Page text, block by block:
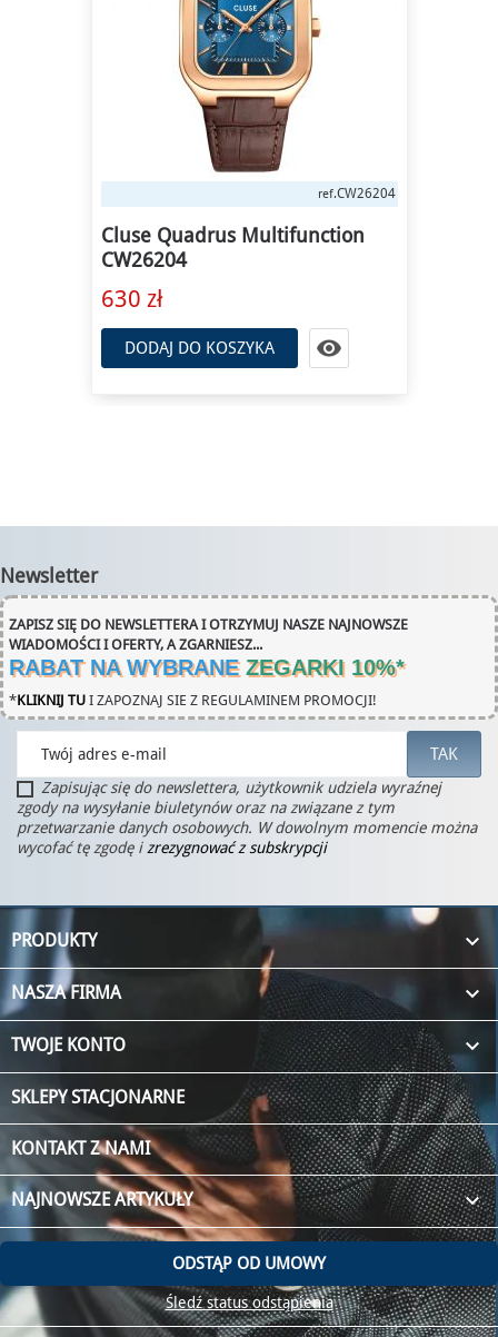
ref.CW26204
Cluse Quadrus Multifunction
CW26204
630 zł
DODAJ DO KOSZYKA 
Newsletter
ZAPISZ SIĘ DO NEWSLETTERA I OTRZYMUJ NASZE NAJNOWSZE
WIADOMOŚCI I OFERTY, A ZGARNIESZ...
RABAT NA WYBRANE ZEGARKI 10%*
*KLIKNIJ TU I ZAPOZNAJ SIE Z REGULAMINEM PROMOCJI!
Zapisując się do newslettera, użytkownik udziela wyraźnej
zgody na wysyłanie biuletynów oraz na związane z tym
przetwarzanie danych osobowych. W dowolnym momencie można
wycofać tę zgodę izrezygnować z subskrypcji
PRODUKTY 
NASZA FIRMA 
TWOJE KONTO 
SKLEPY STACJONARNE
KONTAKT Z NAMI
NAJNOWSZE ARTYKUŁY keyboard_arrow_down
ODSTĄP OD UMOWY
Śledź status odstąpienia